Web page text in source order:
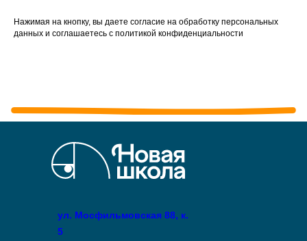
Нажимая на кнопку, вы даете согласие на обработку персональных
данных и соглашаетесь c политикой конфиденциальности
ул. Мосфильмовская 88, к.
5